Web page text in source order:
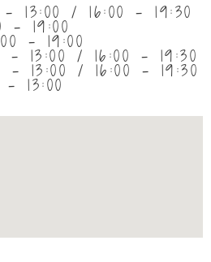
13:00 / 16:00 - 19:30
- 19:00
- 19:00
- 13:00 / 16:00 - 19:30
- 13:00 / 16:00 - 19:30
13:00